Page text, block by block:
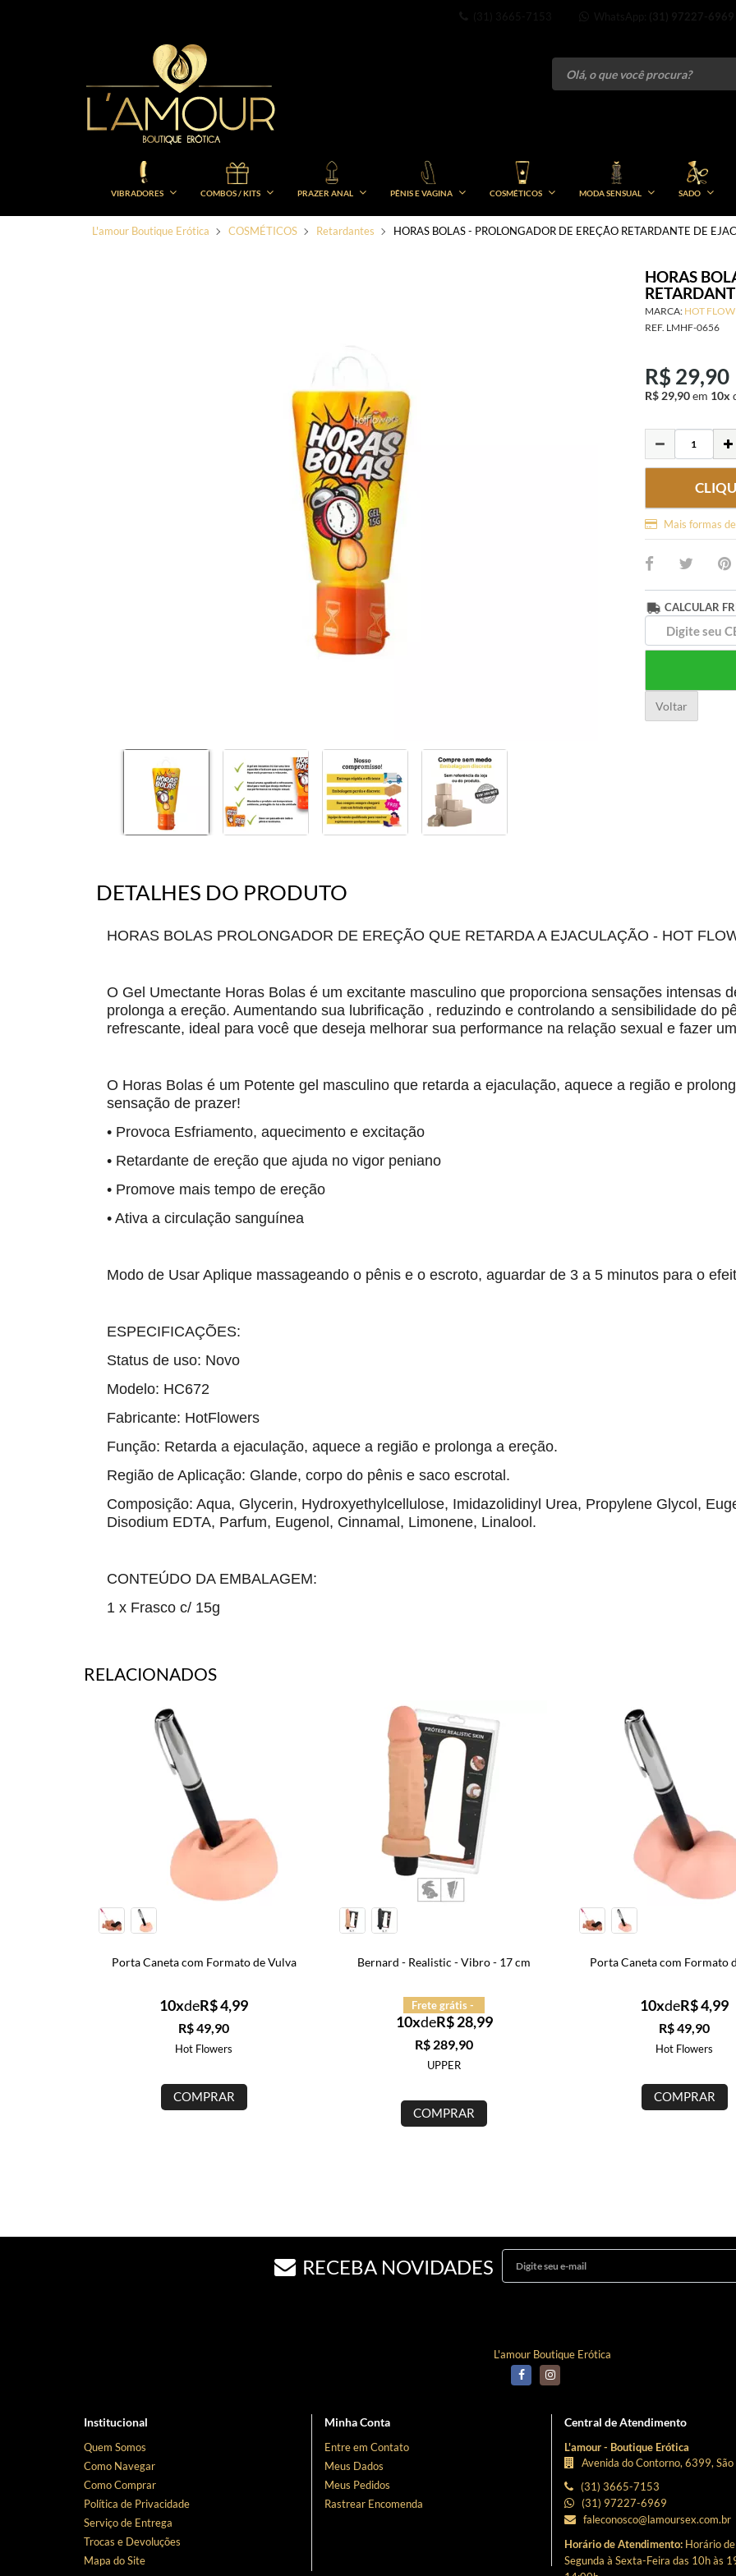
VIBRADORES COMBOS / KITS PRAZER ANAL PÊNIS E VAGINA COSMÉTICOS MODA SENSUAL SADO
L'amour Boutique Erótica COSMÉTICOS Retardantes HORAS BOLAS - PROLONGADOR DE EREÇÃO RETARDANTE DE
HORAS
MARCA: HOT
REF. LMHF-0656
R$ 29,90
R$ 29,90em 10x
Mais formas
CALCULAR
Voltar
DETALHES DO PRODUTO
HORAS BOLAS PROLONGADOR DE EREÇÃO QUE RETARDA A EJACULAÇÃO - HOT
O Gel Umectante Horas Bolas é um excitante masculino que proporciona sensações intensas
prolonga a ereção. Aumentando sua lubrificação , reduzindo e controlando a sensibilidade do
refrescante, ideal para você que deseja melhorar sua performance na relação sexual e fazer
O Horas Bolas é um Potente gel masculino que retarda a ejaculação, aquece a região e
sensação de prazer!
• Provoca Esfriamento, aquecimento e excitação
• Retardante de ereção que ajuda no vigor peniano
• Promove mais tempo de ereção
• Ativa a circulação sanguínea
Modo de Usar Aplique massageando o pênis e o escroto, aguardar de 3 a 5 minutos para o
ESPECIFICAÇÕES:
Status de uso: Novo
Modelo: HC672
Fabricante: HotFlowers
Função: Retarda a ejaculação, aquece a região e prolonga a ereção.
Região de Aplicação: Glande, corpo do pênis e saco escrotal.
Composição: Aqua, Glycerin, Hydroxyethylcellulose, Imidazolidinyl Urea, Propylene Glycol,
Disodium EDTA, Parfum, Eugenol, Cinnamal, Limonene, Linalool.
CONTEÚDO DA EMBALAGEM:
1 x Frasco c/ 15g
RELACIONADOS
Porta Caneta com Formato de Vulva Bernard - Realistic - Vibro - 17 cm
R$ 28,99
Porta Caneta com Formato de Bunda
RECEBA NOVIDADES
L'amour Boutique Erótica
Institucional
Quem Somos
Como Navegar
Como Comprar
Política de Privacidade
Serviço de Entrega
Trocas e Devoluções
Mapa do Site
Minha Conta
Entre em Contato
Meus Dados
Meus Pedidos
Rastrear Encomenda
Central de Atendimento
L'amour - Boutique Erótica
Avenida do Contorno, 6399,
(31) 3665-7153
(31) 97227-6969
faleconosco@lamoursex.com.br
Horário de Atendimento: Horário
Segunda à Sexta-Feira das 10h às